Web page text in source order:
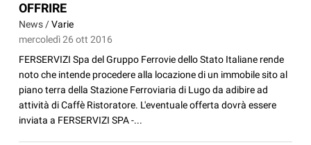
OFFRIRE
News /Varie
mercoledì 26 ott 2016
FERSERVIZI Spa del Gruppo Ferrovie dello Stato Italiane rende
noto che intende procedere alla locazione di un immobile sito al
piano terra della Stazione Ferroviaria di Lugo da adibire ad
attività di Caffè Ristoratore. L'eventuale offerta dovrà essere
inviata a FERSERVIZI SPA -...